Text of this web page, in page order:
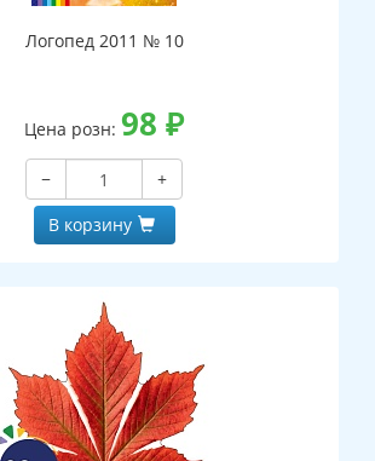
Логопед 2011 № 10
Цена розн: 98 ₽
−
+
В корзину